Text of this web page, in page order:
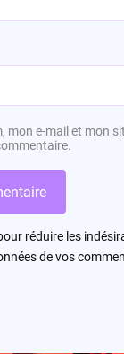
mon e-mail et mon
réduire les
de vos